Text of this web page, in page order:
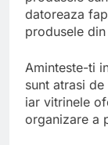
datoreaza
produsele
Aminteste-ti
sunt atrasi
iar vitrinele
organizare a